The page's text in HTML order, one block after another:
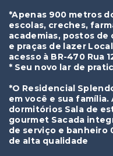
*Apenas 900 metros
escolas, creches,
academias, postos
e praças de lazer
acesso à BR-470 Rua
* Seu novo lar de
*O Residencial
em você e sua
dormitórios Sala de
gourmet Sacada
de serviço e banheiro
de alta qualidade